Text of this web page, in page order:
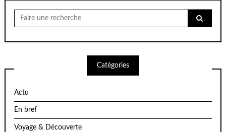
Chercher
pour:
Catégories
Actu
En bref
Voyage & Découverte